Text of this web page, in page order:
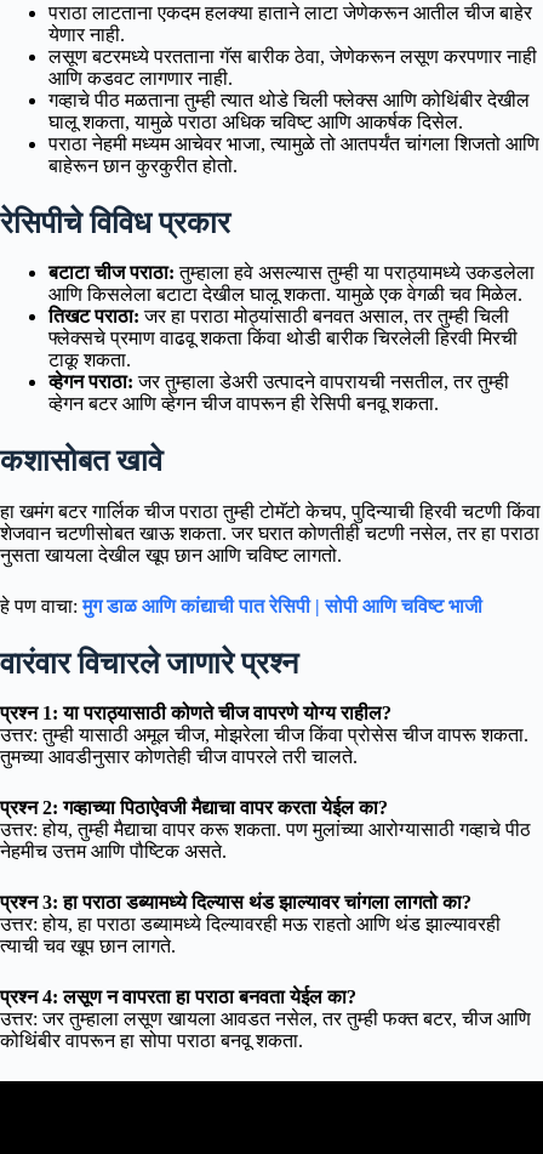
पराठा लाटताना एकदम हलक्या हाताने लाटा जेणेकरून आतील चीज बाहेर
येणार नाही.
लसूण बटरमध्ये परतताना गॅस बारीक ठेवा, जेणेकरून लसूण करपणार नाही
आणि कडवट लागणार नाही.
गव्हाचे पीठ मळताना तुम्ही त्यात थोडे चिली फ्लेक्स आणि कोथिंबीर देखील
घालू शकता, यामुळे पराठा अधिक चविष्ट आणि आकर्षक दिसेल.
पराठा नेहमी मध्यम आचेवर भाजा, त्यामुळे तो आतपर्यंत चांगला शिजतो आणि
बाहेरून छान कुरकुरीत होतो.
रेसिपीचे विविध प्रकार
बटाटा चीज पराठा: तुम्हाला हवे असल्यास तुम्ही या पराठ्यामध्ये उकडलेला
आणि किसलेला बटाटा देखील घालू शकता. यामुळे एक वेगळी चव मिळेल.
तिखट पराठा: जर हा पराठा मोठ्यांसाठी बनवत असाल, तर तुम्ही चिली
फ्लेक्सचे प्रमाण वाढवू शकता किंवा थोडी बारीक चिरलेली हिरवी मिरची
टाकू शकता.
व्हेगन पराठा: जर तुम्हाला डेअरी उत्पादने वापरायची नसतील, तर तुम्ही
व्हेगन बटर आणि व्हेगन चीज वापरून ही रेसिपी बनवू शकता.
कशासोबत खावे
हा खमंग बटर गार्लिक चीज पराठा तुम्ही टोमॅटो केचप, पुदिन्याची हिरवी चटणी किंवा
शेजवान चटणीसोबत खाऊ शकता. जर घरात कोणतीही चटणी नसेल, तर हा पराठा
नुसता खायला देखील खूप छान आणि चविष्ट लागतो.
हे पण वाचा:मुग डाळ आणि कांद्याची पात रेसिपी | सोपी आणि चविष्ट भाजी
वारंवार विचारले जाणारे प्रश्न
प्रश्न 1: या पराठ्यासाठी कोणते चीज वापरणे योग्य राहील?
उत्तर: तुम्ही यासाठी अमूल चीज, मोझरेला चीज किंवा प्रोसेस चीज वापरू शकता.
तुमच्या आवडीनुसार कोणतेही चीज वापरले तरी चालते.
प्रश्न 2: गव्हाच्या पिठाऐवजी मैद्याचा वापर करता येईल का?
उत्तर: होय, तुम्ही मैद्याचा वापर करू शकता. पण मुलांच्या आरोग्यासाठी गव्हाचे पीठ
नेहमीच उत्तम आणि पौष्टिक असते.
प्रश्न 3: हा पराठा डब्यामध्ये दिल्यास थंड झाल्यावर चांगला लागतो का?
उत्तर: होय, हा पराठा डब्यामध्ये दिल्यावरही मऊ राहतो आणि थंड झाल्यावरही
त्याची चव खूप छान लागते.
प्रश्न 4: लसूण न वापरता हा पराठा बनवता येईल का?
उत्तर: जर तुम्हाला लसूण खायला आवडत नसेल, तर तुम्ही फक्त बटर, चीज आणि
कोथिंबीर वापरून हा सोपा पराठा बनवू शकता.